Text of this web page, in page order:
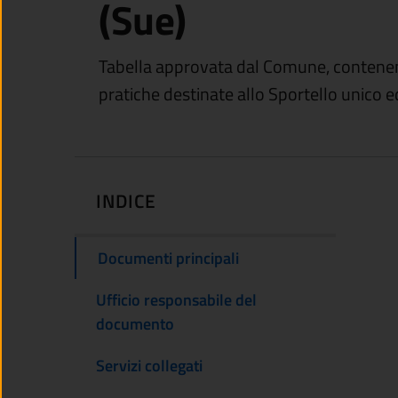
(Sue)
Tabella approvata dal Comune,
pratiche destinate allo Sportello unico
INDICE
Documenti principali
Ufficio responsabile del
documento
Servizi collegati